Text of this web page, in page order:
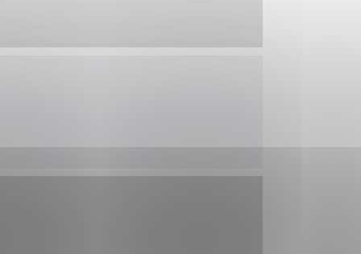
sa zbierajú